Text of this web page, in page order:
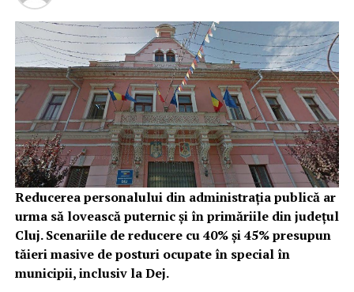
Reducerea personalului din administrația publică ar
urma să lovească puternic și în primăriile din județul
Cluj. Scenariile de reducere cu 40% și 45% presupun
tăieri masive de posturi ocupate în special în
municipii, inclusiv la Dej.